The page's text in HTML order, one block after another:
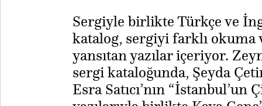
​Sergiyle birlikte Türkçe ve
katalog, sergiyi farklı
yansıtan yazılar içeriyor.
sergi kataloğunda, Şeyda
Esra Satıcı’nın